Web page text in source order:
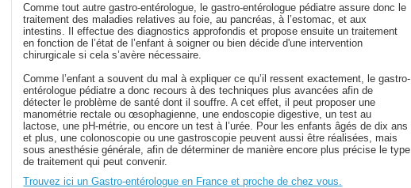
Comme tout autre gastro-entérologue, le gastro-entérologue pédiatre assure donc le
traitement des maladies relatives au foie, au pancréas, à l’estomac, et aux
intestins. Il effectue des diagnostics approfondis et propose ensuite un traitement
en fonction de l’état de l’enfant à soigner ou bien décide d'une intervention
chirurgicale si cela s’avère nécessaire.
Comme l’enfant a souvent du mal à expliquer ce qu’il ressent exactement, le gastro-
entérologue pédiatre a donc recours à des techniques plus avancées afin de
détecter le problème de santé dont il souffre. A cet effet, il peut proposer une
manométrie rectale ou œsophagienne, une endoscopie digestive, un test au
lactose, une pH-métrie, ou encore un test à l’urée. Pour les enfants âgés de dix ans
et plus, une colonoscopie ou une gastroscopie peuvent aussi être réalisées, mais
sous anesthésie générale, afin de déterminer de manière encore plus précise le type
de traitement qui peut convenir.
Trouvez ici un Gastro-entérologue en France et proche de chez vous.